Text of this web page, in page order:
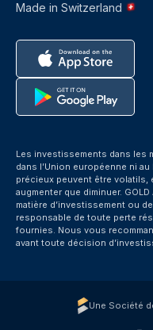
Made in Switzerland
Les investissements dans les
dans l’Union européenne ni
précieux peuvent être volatils,
augmenter que diminuer.
matière d’investissement ou
responsable de toute perte
fournies. Nous vous
avant toute décision
Une Société